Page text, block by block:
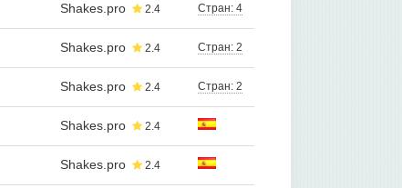
Shakes.pro 2.4 Стран: 4
Shakes.pro 2.4 Стран: 2
Shakes.pro 2.4 Стран: 2
Shakes.pro 2.4
Shakes.pro 2.4